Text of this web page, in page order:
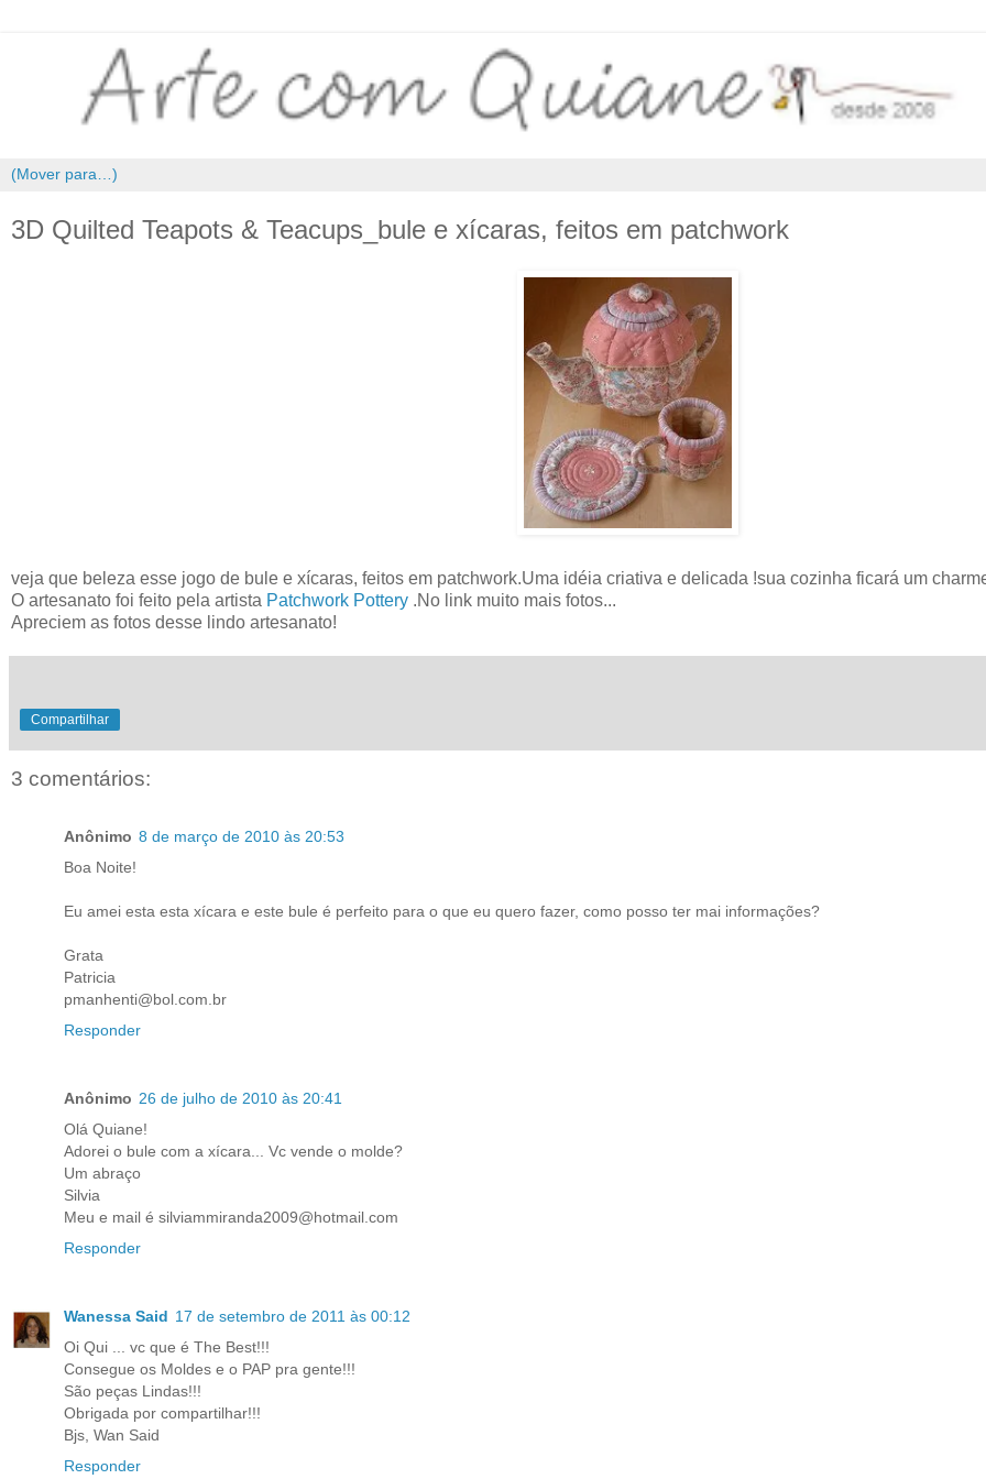
3D Quilted Teapots & Teacups_bule e xícaras, feitos em patchwork
veja que beleza esse jogo de bule e xícaras, feitos em patchwork.Uma idéia criativa e delicada !sua cozinha ficará um
O artesanato foi feito pela artista Patchwork Pottery .No link muito mais fotos...
Apreciem as fotos desse lindo artesanato!
Compartilhar
3 comentários:
Anônimo 8 de março de 2010 às 20:53
Boa Noite!
Eu amei esta esta xícara e este bule é perfeito para o que eu quero fazer, como posso ter mai informações?
Grata
Patricia
pmanhenti@bol.com.br
Responder
Anônimo 26 de julho de 2010 às 20:41
Olá Quiane!
Adorei o bule com a xícara... Vc vende o molde?
Um abraço
Silvia
Meu e mail é silviammiranda2009@hotmail.com
Responder
Wanessa Said 17 de setembro de 2011 às 00:12
Oi Qui ... vc que é The Best!!!
Consegue os Moldes e o PAP pra gente!!!
São peças Lindas!!!
Obrigada por compartilhar!!!
Bjs, Wan Said
Responder